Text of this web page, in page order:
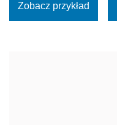
Zobacz przykład